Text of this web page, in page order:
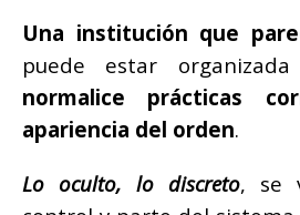
Una institución que
puede estar
normalice prácticas
apariencia del orden.
Lo oculto, lo discreto, se